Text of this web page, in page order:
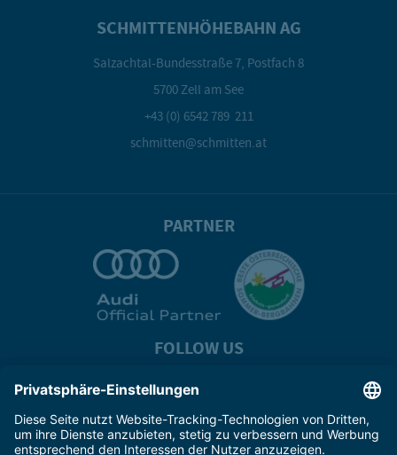
SCHMITTENHÖHEBAHN AG
Salzachtal-Bundesstraße 7, Postfach 8
5700 Zell am See
+43 (0) 6542 789 211
schmitten@schmitten.at
PARTNER
FOLLOW US